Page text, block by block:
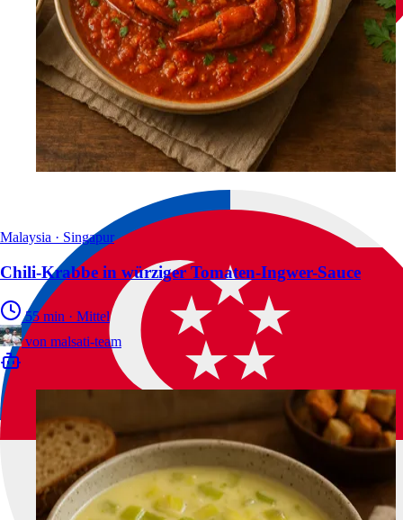
Malaysia · Singapur
Chili-Krabbe in würziger Tomaten-Ingwer-Sauce
55 min · Mittel
von malsati-team